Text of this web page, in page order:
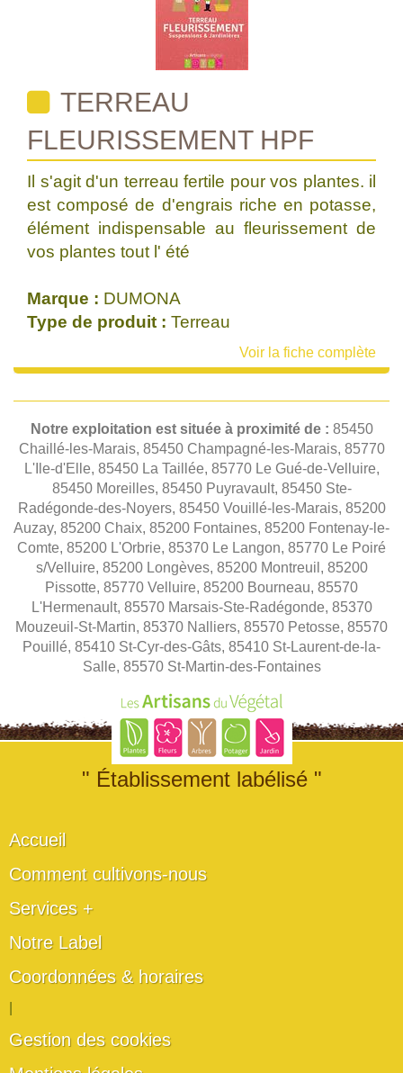
TERREAU
FLEURISSEMENT HPF
Il s'agit d'un terreau fertile pour vos plantes. il
est composé de d'engrais riche en potasse,
élément indispensable au fleurissement de
vos plantes tout l' été
Marque : DUMONA
Type de produit : Terreau
Voir la fiche complète
Notre exploitation est située à proximité de : 85450
Chaillé-les-Marais, 85450 Champagné-les-Marais, 85770
L'Ile-d'Elle, 85450 La Taillée, 85770 Le Gué-de-Velluire,
85450 Moreilles, 85450 Puyravault, 85450 Ste-
Radégonde-des-Noyers, 85450 Vouillé-les-Marais, 85200
Auzay, 85200 Chaix, 85200 Fontaines, 85200 Fontenay-le-
Comte, 85200 L'Orbrie, 85370 Le Langon, 85770 Le Poiré
s/Velluire, 85200 Longèves, 85200 Montreuil, 85200
Pissotte, 85770 Velluire, 85200 Bourneau, 85570
L'Hermenault, 85570 Marsais-Ste-Radégonde, 85370
Mouzeuil-St-Martin, 85370 Nalliers, 85570 Petosse, 85570
Pouillé, 85410 St-Cyr-des-Gâts, 85410 St-Laurent-de-la-
Salle, 85570 St-Martin-des-Fontaines
" Établissement labélisé "
Accueil
Comment cultivons-nous
Services +
Notre Label
Coordonnées & horaires
Gestion des cookies